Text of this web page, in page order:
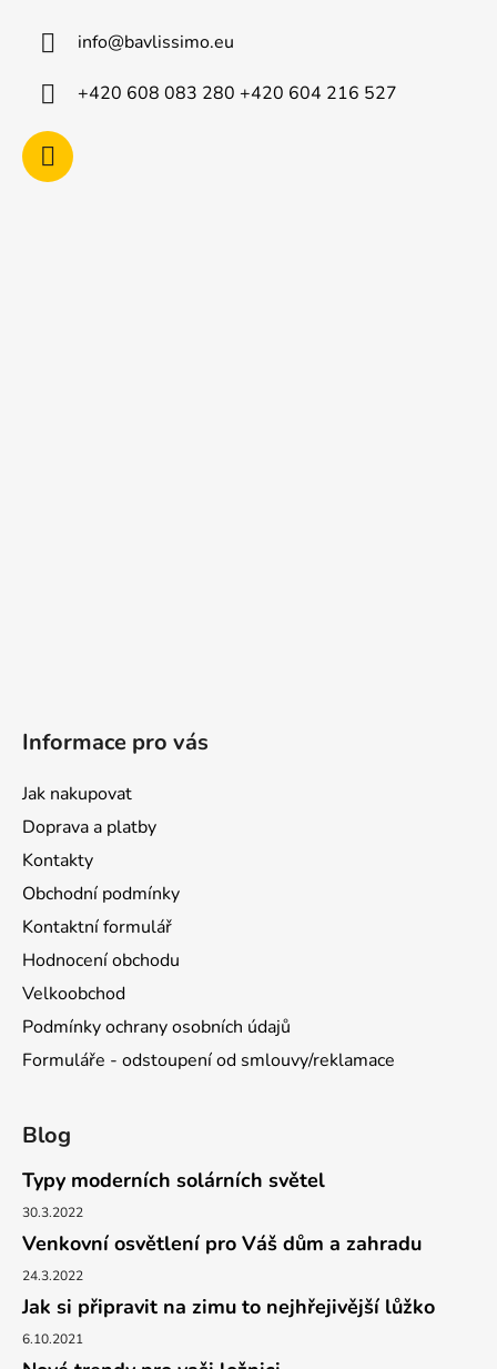
info@bavlissimo.eu
+420 608 083 280 +420 604 216 527
Informace pro vás
Jak nakupovat
Doprava a platby
Kontakty
Obchodní podmínky
Kontaktní formulář
Hodnocení obchodu
Velkoobchod
Podmínky ochrany osobních údajů
Formuláře - odstoupení od smlouvy/reklamace
Blog
Typy moderních solárních světel
30.3.2022
Venkovní osvětlení pro Váš dům a zahradu
24.3.2022
Jak si připravit na zimu to nejhřejivější lůžko
6.10.2021